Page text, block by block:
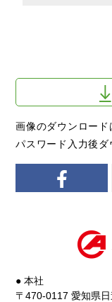
画像のダウンロード
パスワード入力後ダ
● 本社
〒470-0117 愛知県